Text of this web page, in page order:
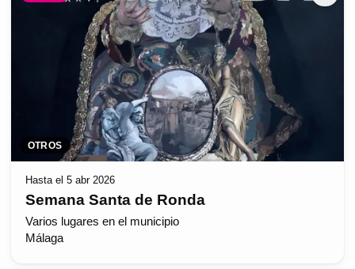
OTROS
Hasta el 5 abr 2026
Semana Santa de Ronda
Varios lugares en el municipio
Málaga